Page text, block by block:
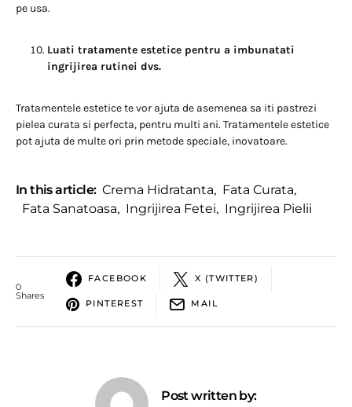
pe usa.
Luati tratamente estetice pentru a imbunatati
ingrijirea rutinei dvs.
Tratamentele estetice te vor ajuta de asemenea sa iti pastrezi
pielea curata si perfecta, pentru multi ani. Tratamentele estetice
pot ajuta de multe ori prin metode speciale, inovatoare.
In this article: Crema Hidratanta, Fata Curata,
Fata Sanatoasa, Ingrijirea Fetei, Ingrijirea Pielii
0
Shares
FACEBOOK X (TWITTER)
PINTEREST MAIL
Post written by: